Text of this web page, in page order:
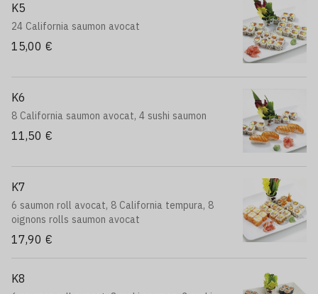
K5
24 California saumon avocat
15,00 €
K6
8 California saumon avocat, 4 sushi saumon
11,50 €
K7
6 saumon roll avocat, 8 California tempura, 8
oignons rolls saumon avocat
17,90 €
K8